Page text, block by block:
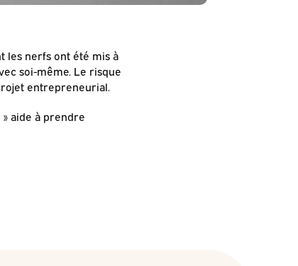
les nerfs ont été mis à
soi-même. Le risque
entrepreneurial.
aide à prendre